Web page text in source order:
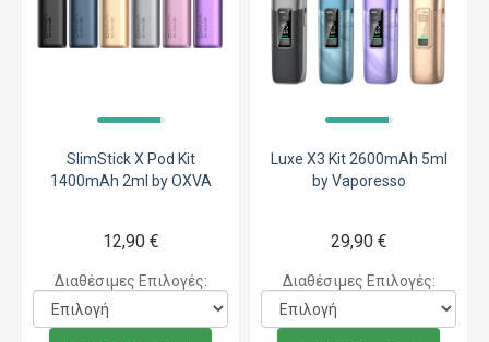
SlimStick X Pod Kit
1400mAh 2ml by OXVA
12,90 €
Διαθέσιμες Επιλογές:
Luxe X3 Kit 2600mAh 5ml
by Vaporesso
29,90 €
Διαθέσιμες Επιλογές: